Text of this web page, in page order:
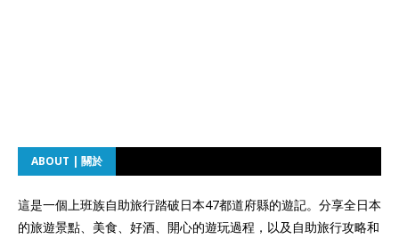
ABOUT | 關於
這是一個上班族自助旅行踏破日本47都道府縣的遊記。分享全日本
的旅遊景點、美食、好酒、開心的遊玩過程，以及自助旅行攻略和